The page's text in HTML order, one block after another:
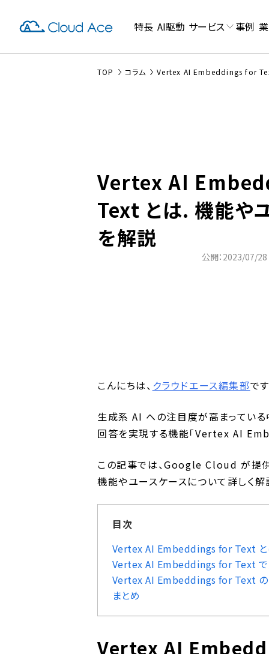
特長 AI駆動 サービス 事例
TOP コラム Vertex AI Embeddings for
Vertex AI
Text とは. 機能や
を解説
公開：2023/07/28
こんにちは、 クラウドエース編集部です
生成系 AI への注目度が高まってい
回答を実現する機能「Vertex AI
この記事では、Google Cloud が
機能やユースケースについて詳しく解
目次
Vertex AI Embeddings for Text と
Vertex AI Embeddings for Text で
Vertex AI Embeddings for Text の
まとめ
Vertex AI